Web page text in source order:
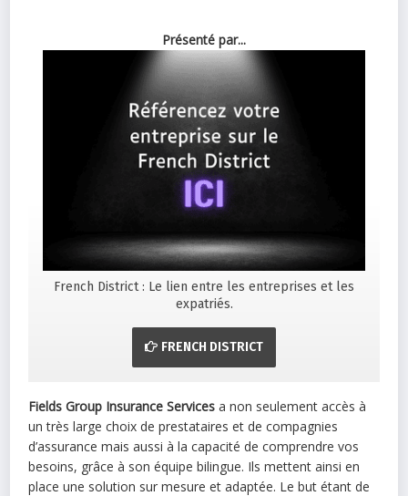
Présenté par...
French District : Le lien entre les entreprises et les
expatriés.
FRENCH DISTRICT
Fields Group Insurance Services a non seulement accès à
un très large choix de prestataires et de compagnies
d’assurance mais aussi à la capacité de comprendre vos
besoins, grâce à son équipe bilingue. Ils mettent ainsi en
place une solution sur mesure et adaptée. Le but étant de